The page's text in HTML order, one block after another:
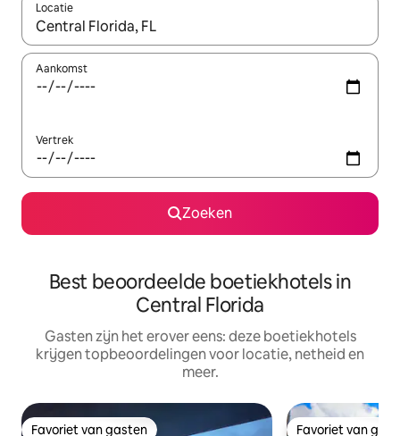
Locatie
Wanneer er suggesties beschikbaar zijn, maak je een keuze
Aankomst
Vertrek
Zoeken
Best beoordeelde boetiekhotels in
Central Florida
Gasten zijn het erover eens: deze boetiekhotels
krijgen topbeoordelingen voor locatie, netheid en
meer.
Favoriet van gasten Favoriet van